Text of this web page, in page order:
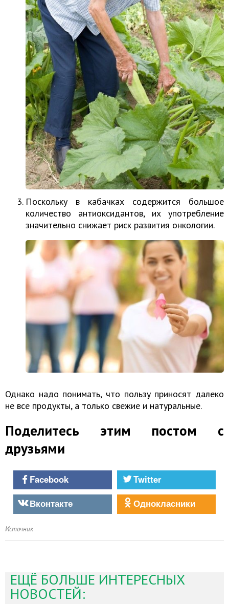
Поскольку в кабачках содержится большое
количество антиоксидантов, их употребление
значительно снижает риск развития онкологии.
Однако надо понимать, что пользу приносят далеко
не все продукты, а только свежие и натуральные.
Поделитесь этим постом с
друзьями
Facebook
Twitter
Вконтакте
Однокласники
Источник
ЕЩЁ БОЛЬШЕ ИНТЕРЕСНЫХ
НОВОСТЕЙ: